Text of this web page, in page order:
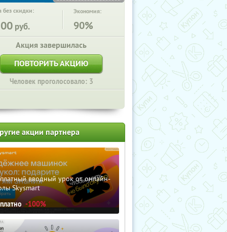
без скидки:
руб.
Экономия:
90%
Акция завершилась
ПОВТОРИТЬ АКЦИЮ
Человек проголосовало: 3
акции партнера
вводный урок от онлайн-
Skysmart
-100%